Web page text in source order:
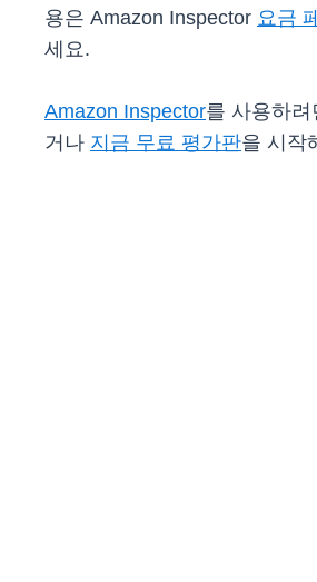
용은 Amazon Inspector 요금
세요.
Amazon Inspector를 사용하
거나 지금 무료 평가판을 시작